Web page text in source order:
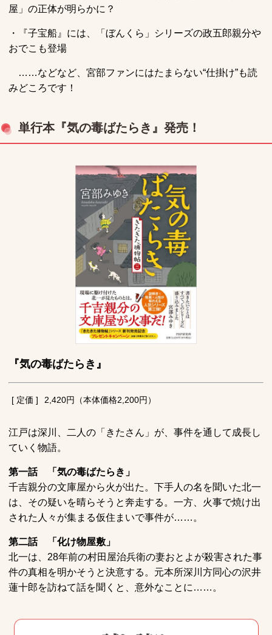
屋」の正体が明らかに？
・『子宝船』には、「ぼんくら」シリーズの政五郎親分や
おでこも登場
……などなど、宮部ファンにはたまらない“仕掛け”も読
みどころです！
単行本『気の毒ばたらき』発売！
『気の毒ばたらき』
[ 定価 ] 2,420円（本体価格2,200円）
江戸は深川、二人の「きたさん」が、事件を通して成長し
ていく物語。
第一話 「気の毒ばたらき」
千吉親分の文庫屋から火が出た。下手人の名を聞いた北一
は、その疑いを晴らそうと奔走する。一方、火事で焼け出
された人々が集まる仮住まいで事件が……。
第二話 「化け物屋敷」
北一は、28年前の村田屋治兵衛の妻おとよが殺害された事
件の真相を明かそうと決意する。元本所深川方同心の沢井
蓮十郎を訪ねて話を聞くと、意外なことに……。